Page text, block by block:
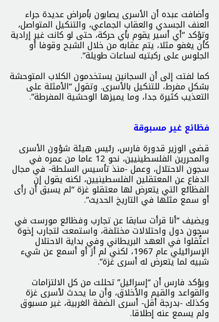
وأضافت عبده أن الأسرى يصابون بأمراض عديدة جراء
العنف الجسدي والعقاب الجماعي، والتنكيل المتواصل،
وتؤكد “أي أسير يقوم بأي حركة، حتى لو كانت غير إرادية
كأن يغفو مثلا، يتم عقابه من خلال الشبح وقوفا أو
الجلوس على ركبتيه لساعات طويلة”.
كما لفتت إلى أن السجانين يستخدمون الكلاب المتوحشة
بشكل مفرط، للتنكيل بالأسرى. وتقول “الأمثلة على
التعذيب كثيرة جدا، وما يميزها الوحشية المفرطة”.
فظائع غير مسبوقة
قضى الوزير قدورة فارس، رئيس هيئة شؤون الأسرى
والمحررين الفلسطينيين، نحو 12 عاما من عمره في
سجون الاحتلال، وعمل -منذ تأسيس السلطة- في مجال
الدفاع عن المعتقلين الفلسطينيين، لكنه يقول إن
الفظائع التي يتعرض لها معتقلو غزة “لم يسبق أن رأى
أو سمع مثلها في التاريخ الحديث”.
ويضيف “أنا قرأت سابقا عن تجارب وفظائع مورست في
سجون دول واحتلالات مختلفة، واستمعت لتجارب إخوة
اعتُقلوا في العهد البريطاني وفي بداية الاحتلال
الإسرائيلي عام 1967، لكني لم أرَ أو أسمع عن شيء
شبيه لما يتعرض له أسرى غزة”.
ويؤكد فارس أن “إسرائيل” تحللت من كل الالتزامات
والقواعد والقيم والأخلاق، وأن ما يحدث لأسرى غزة
وكذلك -بدرجة أقل- أسرى الضفة الغربية، غير مسبوق
ولم يسمع عنه إطلاقا.